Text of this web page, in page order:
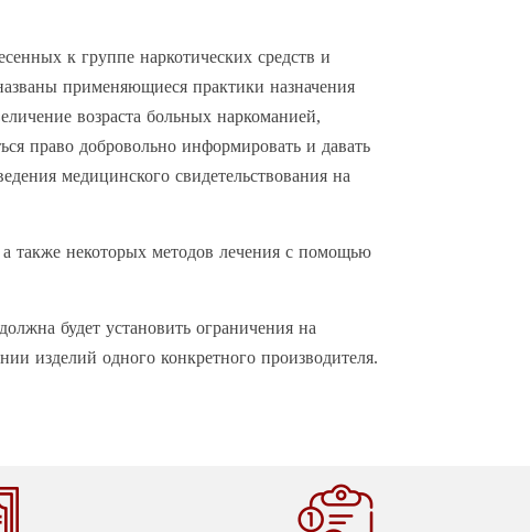
к группе наркотических средств и
применяющиеся практики назначения
возраста больных наркоманией,
право добровольно информировать и давать
медицинского свидетельствования на
также некоторых методов лечения с помощью
будет установить ограничения на
изделий одного конкретного производителя.